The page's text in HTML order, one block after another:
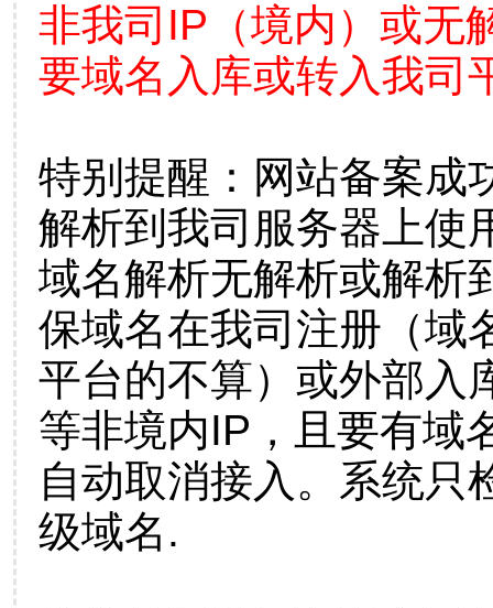
非我司IP（境内）或无
要域名入库或转入我司
特别提醒：网站备案成
解析到我司服务器上使
域名解析无解析或解析
保域名在我司注册（域
平台的不算）或外部入
等非境内IP，且要有域
自动取消接入。系统只
级域名.